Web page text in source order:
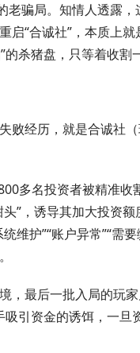
老骗局。知情人透露
“合诚社”，本质上
杀猪盘，只等着收割
败经历，就是合诚社
多名投资者被精准收
”，诱导其加大投资额
维护”“账户异常”“需
，最后一批入局的玩
引资金的诱饵，一